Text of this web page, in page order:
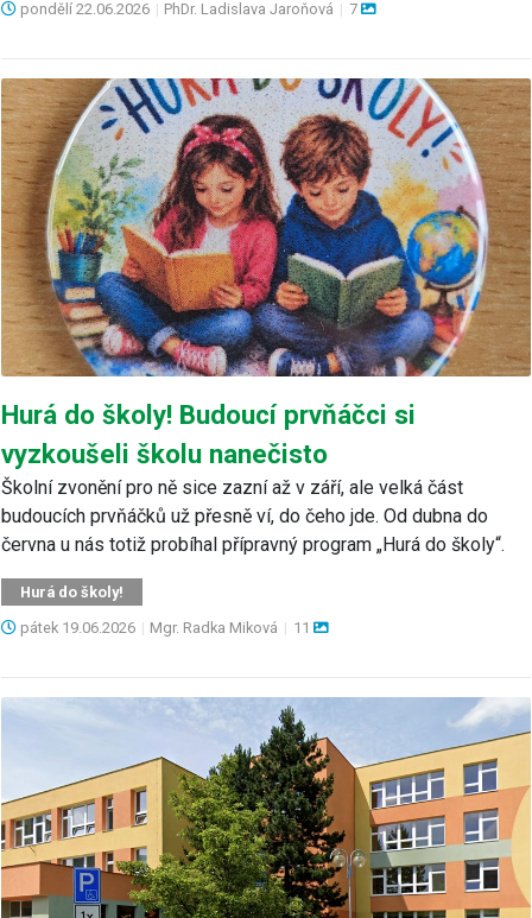
pondělí 22.06.2026 | PhDr. Ladislava Jaroňová | 7
Hurá do školy! Budoucí prvňáčci si
vyzkoušeli školu nanečisto
Školní zvonění pro ně sice zazní až v září, ale velká část
budoucích prvňáčků už přesně ví, do čeho jde. Od dubna do
června u nás totiž probíhal přípravný program „Hurá do školy“.
Hurá do školy!
pátek 19.06.2026 | Mgr. Radka Miková | 11